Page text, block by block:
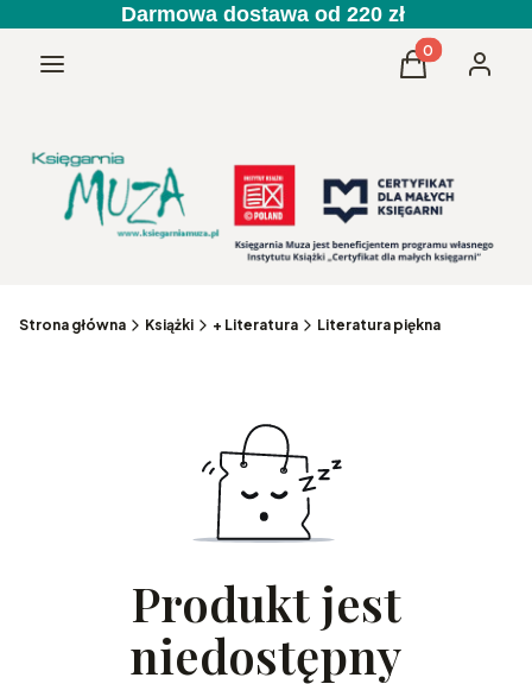
Darmowa dostawa od 220 zł
Menu Produkty w
Koszyk
Strona główna Książki + Literatura Literatura piękna
Produkt jest
niedostępny